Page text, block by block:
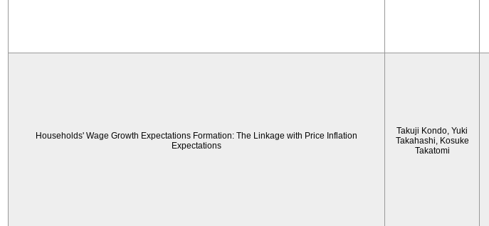
Households' Wage Growth Expectations Formation: The Linkage with Price Inflation
Expectations
Takuji Kondo, Yuki
Takahashi, Kosuke
Takatomi